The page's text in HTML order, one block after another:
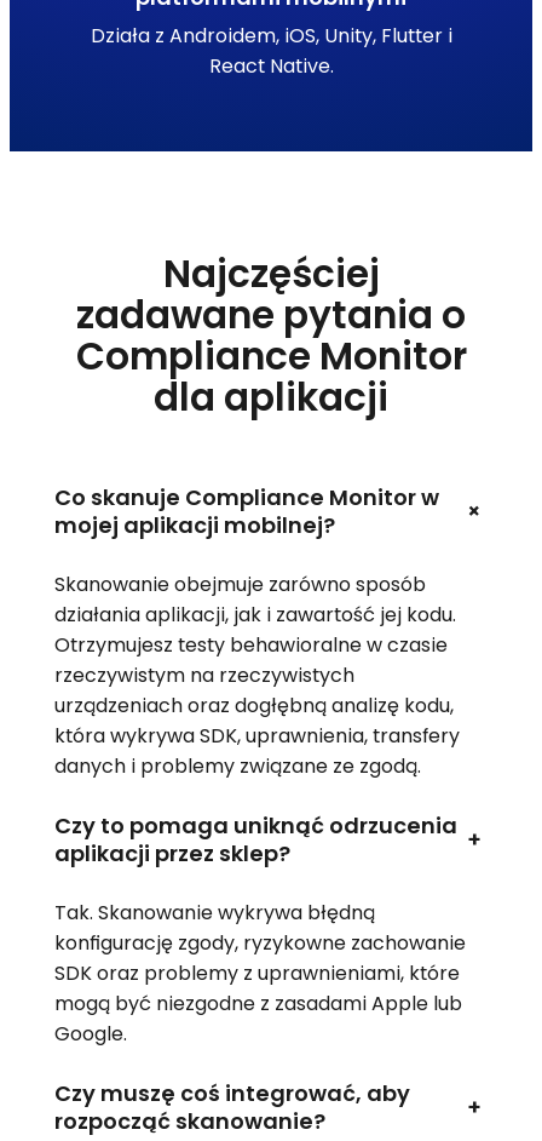
Działa z Androidem, iOS, Unity, Flutter i
React Native.
Najczęściej
zadawane pytania o
Compliance Monitor
dla aplikacji
Co skanuje Compliance Monitor w
mojej aplikacji mobilnej?
+
Skanowanie obejmuje zarówno sposób
działania aplikacji, jak i zawartość jej kodu.
Otrzymujesz testy behawioralne w czasie
rzeczywistym na rzeczywistych
urządzeniach oraz dogłębną analizę kodu,
która wykrywa SDK, uprawnienia, transfery
danych i problemy związane ze zgodą.
Czy to pomaga uniknąć odrzucenia
aplikacji przez sklep?
+
Tak. Skanowanie wykrywa błędną
konfigurację zgody, ryzykowne zachowanie
SDK oraz problemy z uprawnieniami, które
mogą być niezgodne z zasadami Apple lub
Google.
Czy muszę coś integrować, aby
rozpocząć skanowanie?
+